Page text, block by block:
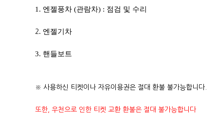
1. 엔젤풍차 (관람차) : 점검 및 수리
​2. 엔젤기차
3. 핸들보트
※ 사용하신 티켓이나 자유이용권은 절대 환불 불가능합니다.
또한, 우천으로 인한 티켓 교환 환불은 절대 불가능합니다